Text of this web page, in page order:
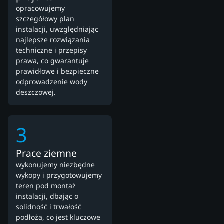
opracowujemy
szczegółowy plan
instalacji, uwzględniając
najlepsze rozwiązania
techniczne i przepisy
prawa, co gwarantuje
prawidłowe i bezpieczne
odprowadzenie wody
deszczowej.
3
Prace ziemne
wykonujemy niezbędne
wykopy i przygotowujemy
teren pod montaż
instalacji, dbając o
solidność i trwałość
podłoża, co jest kluczowe